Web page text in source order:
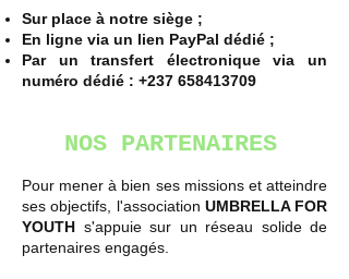
Sur place à notre siège ;
En ligne via un lien PayPal dédié ;
Par un transfert électronique via un
numéro dédié : +237 658413709
NOS PARTENAIRES
Pour mener à bien ses missions et atteindre
ses objectifs, l'association UMBRELLA FOR
YOUTH s'appuie sur un réseau solide de
partenaires engagés.